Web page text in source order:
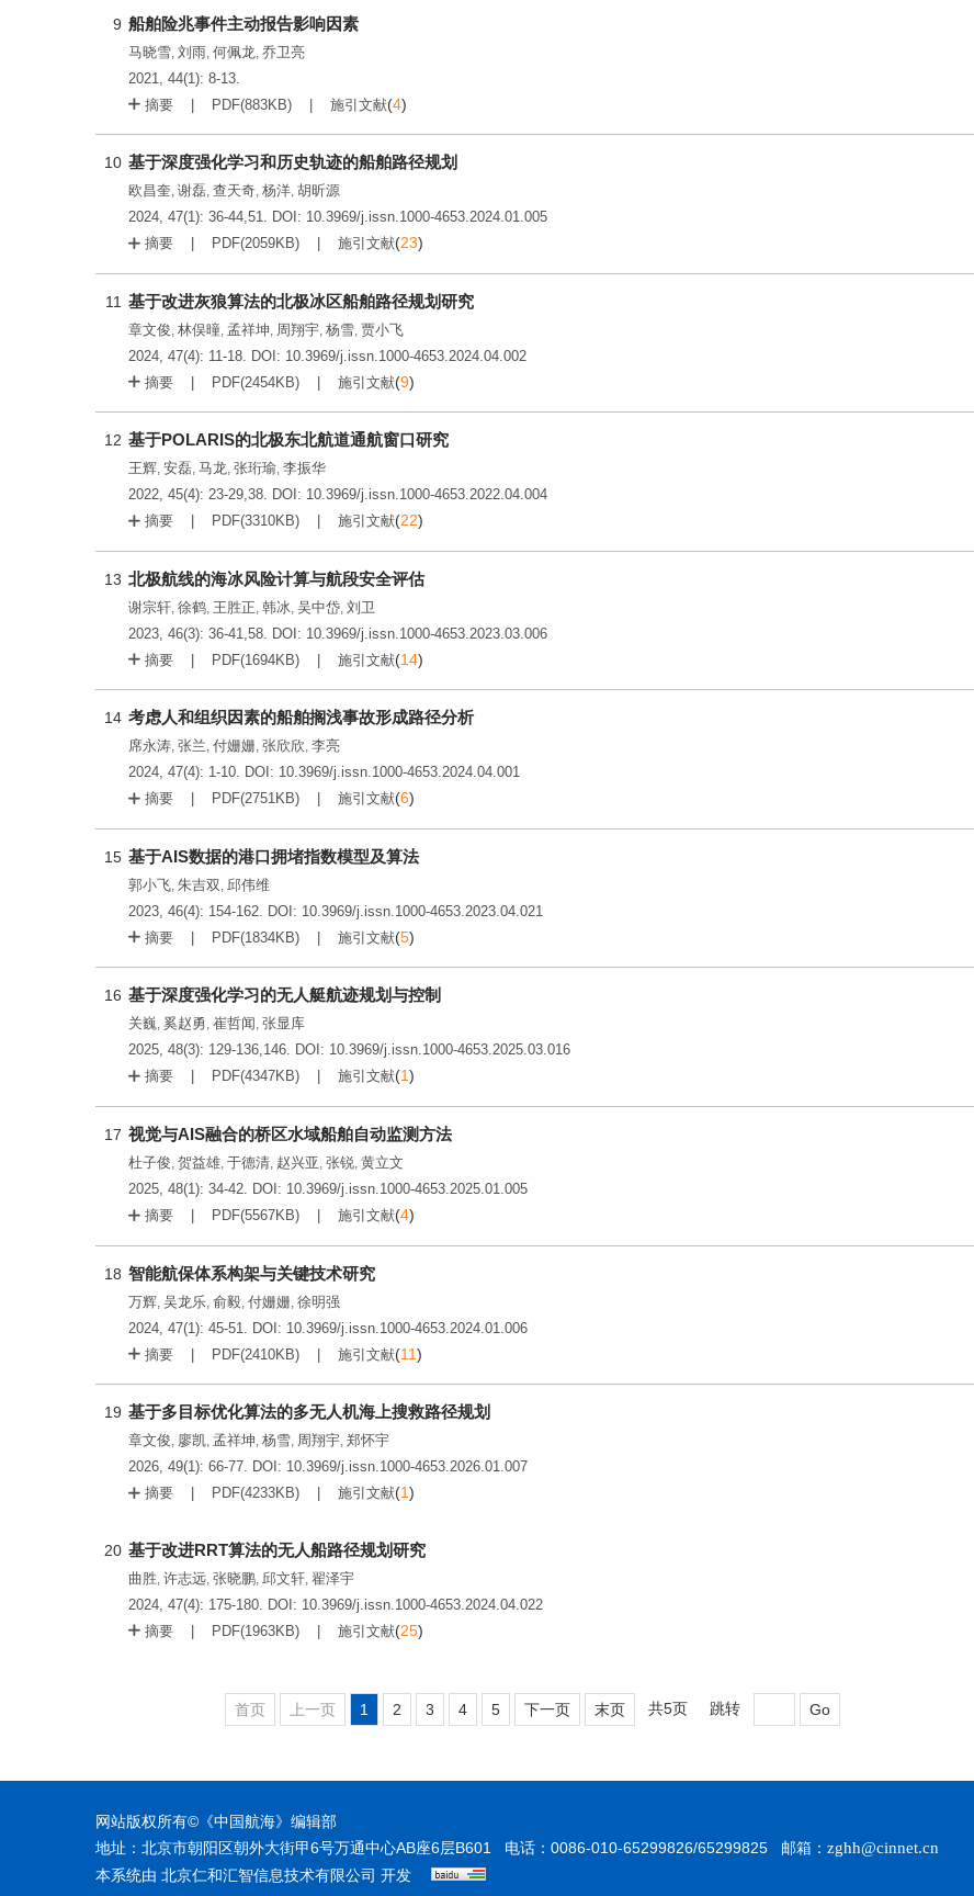
9 船舶险兆事件主动报告影响因素
马晓雪 刘雨 何佩龙 乔卫亮
2021, 44(1): 8-13.
摘要
PDF(883KB) 施引文献(4)
10 基于深度强化学习和历史轨迹的船舶路径规划
欧昌奎, 谢磊, 查天奇, 杨洋, 胡昕源
2024, 47(1): 36-44,51. DOI: 10.3969/j.issn.1000-4653.2024.01.005
摘要
PDF(2059KB) 施引文献(23)
11 基于改进灰狼算法的北极冰区船舶路径规划研究
章文俊 林俣曈 孟祥坤 周翔宇 杨雪 贾小飞
2024, 47(4): 11-18. DOI: 10.3969/j.issn.1000-4653.2024.04.002
摘要
PDF(2454KB) 施引文献(9)
12 基于POLARIS的北极东北航道通航窗口研究
王辉, 安磊, 马龙, 张珩瑜, 李振华
2022, 45(4): 23-29,38. DOI: 10.3969/j.issn.1000-4653.2022.04.004
摘要
PDF(3310KB) 施引文献(22)
13 北极航线的海冰风险计算与航段安全评估
谢宗轩 徐鹤 王胜正 韩冰 吴中岱 刘卫
2023, 46(3): 36-41,58.
DOI: 10.3969/j.issn.1000-4653.2023.03.006
摘要
PDF(1694KB) 施引文献(14)
14 考虑人和组织因素的船舶搁浅事故形成路径分析
席永涛, 张兰, 付姗姗, 张欣欣, 李亮
2024, 47(4): 1-10. DOI: 10.3969/j.issn.1000-4653.2024.04.001
摘要
PDF(2751KB) 施引文献(6)
15 基于AIS数据的港口拥堵指数模型及算法
郭小飞, 朱吉双, 邱伟维
2023, 46(4): 154-162.
DOI: 10.3969/j.issn.1000-4653.2023.04.021
摘要
PDF(1834KB) 施引文献(5)
16 基于深度强化学习的无人艇航迹规划与控制
关巍, 奚赵勇, 崔哲闻, 张显库
2025, 48(3): 129-136,146. DOI: 10.3969/j.issn.1000-4653.2025.03.016
摘要
PDF(4347KB) 施引文献(1)
17 视觉与AIS融合的桥区水域船舶自动监测方法
杜子俊, 贺益雄, 于德清, 赵兴亚, 张锐, 黄立文
2025, 48(1): 34-42. DOI: 10.3969/j.issn.1000-4653.2025.01.005
摘要
PDF(5567KB) 施引文献(4)
18 智能航保体系构架与关键技术研究
万辉 吴龙乐 俞毅 付姗姗 徐明强
2024, 47(1): 45-51.
DOI: 10.3969/j.issn.1000-4653.2024.01.006
摘要
PDF(2410KB) 施引文献(11)
19 基于多目标优化算法的多无人机海上搜救路径规划
章文俊, 廖凯, 孟祥坤, 杨雪, 周翔宇, 郑怀宇
2026, 49(1): 66-77. DOI: 10.3969/j.issn.1000-4653.2026.01.007
摘要
PDF(4233KB) 施引文献(1)
20 基于改进RRT算法的无人船路径规划研究
曲胜 许志远 张晓鹏 邱文轩 翟泽宇
2024, 47(4): 175-180. DOI: 10.3969/j.issn.1000-4653.2024.04.022
摘要
PDF(1963KB) 施引文献(25)
首页 上一页 1 2 3 4 5 下一页 末页 共5页 跳转 Go
网站版权所有©《中国航海》编辑部
地址：北京市朝阳区朝外大街甲6号万通中心AB座6层B601 电话：0086-010-65299826/65299825 邮箱： zghh@cinnet.cn
本系统由 北京仁和汇智信息技术有限公司 开发